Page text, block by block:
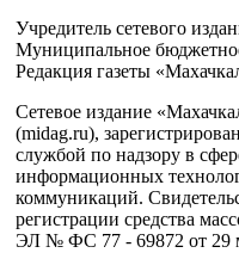
Учредитель сетевого
Муниципальное
Редакция газеты
Сетевое издание
(midag.ru),
службой по надзору в
информационных
коммуникаций.
регистрации средства
ЭЛ № ФС 77 - 69872 от 29